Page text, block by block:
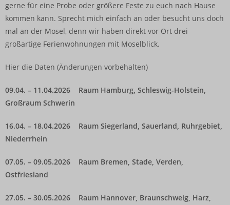
gerne für eine Probe oder größere Feste zu euch nach Hause
kommen kann. Sprecht mich einfach an oder besucht uns doch
mal an der Mosel, denn wir haben direkt vor Ort drei
großartige Ferienwohnungen mit Moselblick.
Hier die Daten (Änderungen vorbehalten)
09.04. – 11.04.2026 Raum Hamburg, Schleswig-Holstein,
Großraum Schwerin
16.04. – 18.04.2026 Raum Siegerland, Sauerland, Ruhrgebiet,
Niederrhein
07.05. – 09.05.2026 Raum Bremen, Stade, Verden,
Ostfriesland
27.05. – 30.05.2026 Raum Hannover, Braunschweig, Harz,